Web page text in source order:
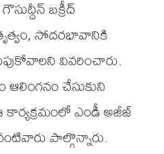
బక్రీద్
సోదరభావానికి
వివరించారు.
ఆలింగనం చేసుకుని
కార్యక్రమంలో ఎండీ అజీజ్
పాల్గొన్నారు.